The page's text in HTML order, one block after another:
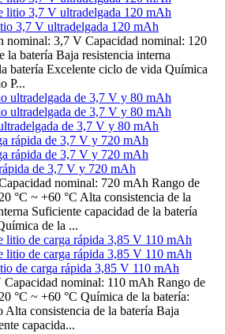
3,7 V ultradelgada 120 mAh
nominal: 3,7 V Capacidad nominal: 120
la batería Baja resistencia interna
batería Excelente ciclo de vida Química
P...
de 3,7 V y 80 mAh
de 3,7 V y 720 mAh
nominal: 720 mAh Rango de
°C ~ +60 °C Alta consistencia de la
Suficiente capacidad de la batería
de la ...
de carga rápida 3,85 V 110 mAh
nominal: 110 mAh Rango de
°C ~ +60 °C Química de la batería:
consistencia de la batería Baja
capacida...